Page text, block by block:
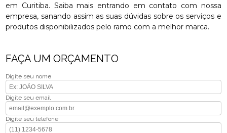
em Curitiba. Saiba mais entrando em contato com nossa
empresa, sanando assim as suas dúvidas sobre os serviços e
produtos disponibilizados pelo ramo com a melhor marca.
FAÇA UM ORÇAMENTO
Digite seu nome
Digite seu email
Digite seu telefone